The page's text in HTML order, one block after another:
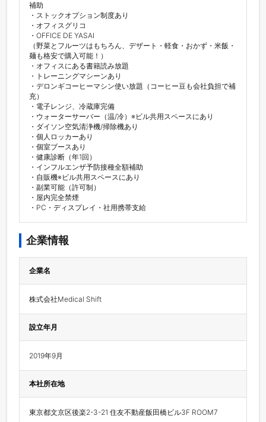
補助
・ストックオプション制度あり
・オフィスグリコ
・OFFICE DE YASAI
（野菜とフルーツはもちろん、デザート・軽食・おかず・米飯・
麺も格安で購入可能！）
・オフィスにある書籍読み放題
・トレーニングマシーンあり
・デロンギコーヒーマシン使い放題（コーヒー豆も会社負担で補
充）
・電子レンジ、冷蔵庫完備
・ウォーターサーバー（温/冷）※ビル共用スペースにあり
・ダイソン空気清浄機/掃除機あり
・個人ロッカーあり
・個室ブースあり
・健康診断（年1回）
・インフルエンザ予防接種全額補助
・自販機※ビル共用スペースにあり
・副業可能（許可制）
・屋内完全禁煙
・PC・ディスプレイ・社用携帯支給
企業情報
企業名
株式会社Medical Shift
設立年月
2019年9月
本社所在地
東京都文京区後楽2-3-21 住友不動産飯田橋ビル3F ROOM7